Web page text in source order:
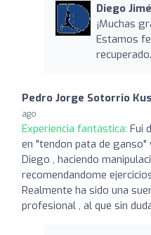
Diego
¡Muchas
Estamos
recuperado.
Pedro Jorge Sotorrio
ago
Experiencia fantástica: Fui
en "tendon pata de
Diego , haciendo
recomendandome
Realmente ha sido una
profesional , al que sin